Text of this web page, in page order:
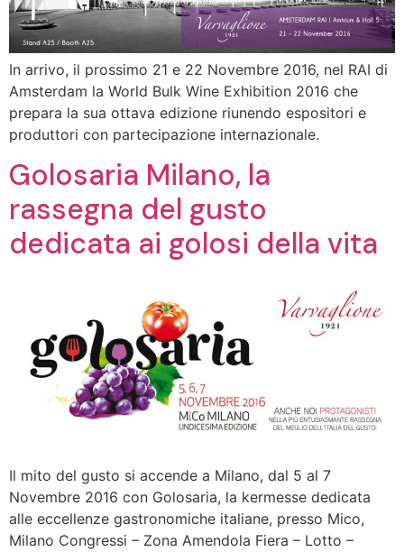
In arrivo, il prossimo 21 e 22 Novembre 2016, nel RAI di
Amsterdam la World Bulk Wine Exhibition 2016 che
prepara la sua ottava edizione riunendo espositori e
produttori con partecipazione internazionale.
Golosaria Milano, la
rassegna del gusto
dedicata ai golosi della vita
Il mito del gusto si accende a Milano, dal 5 al 7
Novembre 2016 con Golosaria, la kermesse dedicata
alle eccellenze gastronomiche italiane, presso Mico,
Milano Congressi – Zona Amendola Fiera – Lotto –